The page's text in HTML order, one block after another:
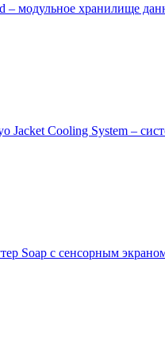
– модульное хранилище
Jacket Cooling System –
Soap с сенсорным